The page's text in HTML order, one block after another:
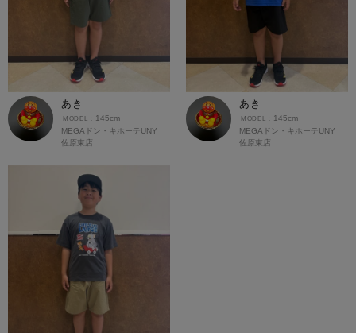
あき
MEGAドン・キホーテUNY
佐原東店
145cm
あき
MEGAドン・キホーテUNY
佐原東店
145cm